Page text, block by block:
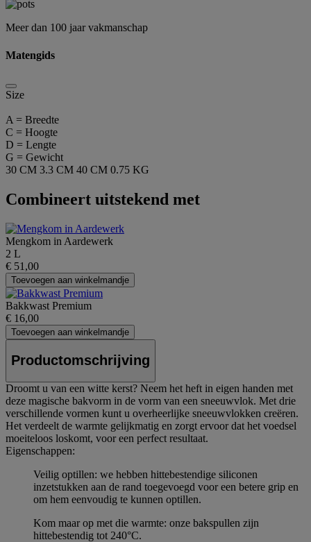
Meer dan 100 jaar vakmanschap
Matengids
Size
A = Breedte
C = Hoogte
D = Lengte
G = Gewicht
30 CM 3.3 CM 40 CM 0.75 KG
Combineert uitstekend met
Mengkom in Aardewerk
2 L
€ 51,00
Toevoegen aan winkelmandje
Bakkwast Premium
€ 16,00
Toevoegen aan winkelmandje
Productomschrijving
Droomt u van een witte kerst? Neem het heft in eigen handen met
deze magische bakvorm in de vorm van een sneeuwvlok. Met drie
verschillende vormen kunt u overheerlijke sneeuwvlokken creëren.
Het verdeelt de warmte gelijkmatig en zorgt ervoor dat het voedsel
moeiteloos loskomt, voor een perfect resultaat.
Eigenschappen:
Veilig optillen: we hebben hittebestendige siliconen
inzetstukken aan de rand toegevoegd voor een betere grip en
om hem eenvoudig te kunnen optillen.
Kom maar op met die warmte: onze bakspullen zijn
hittebestendig tot 240°C.